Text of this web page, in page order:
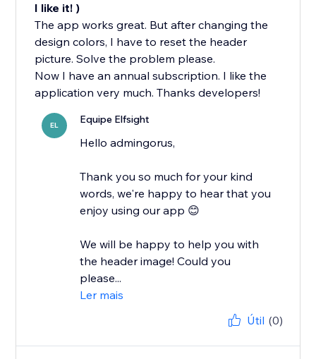
I like it! )
The app works great. But after changing the
design colors, I have to reset the header
picture. Solve the problem please.
Now I have an annual subscription. I like the
application very much. Thanks developers!
EL Equipe Elfsight
Hello admingorus,
Thank you so much for your kind
words, we're happy to hear that you
enjoy using our app 😊
We will be happy to help you with
the header image! Could you
please...
Ler mais
Útil (0)